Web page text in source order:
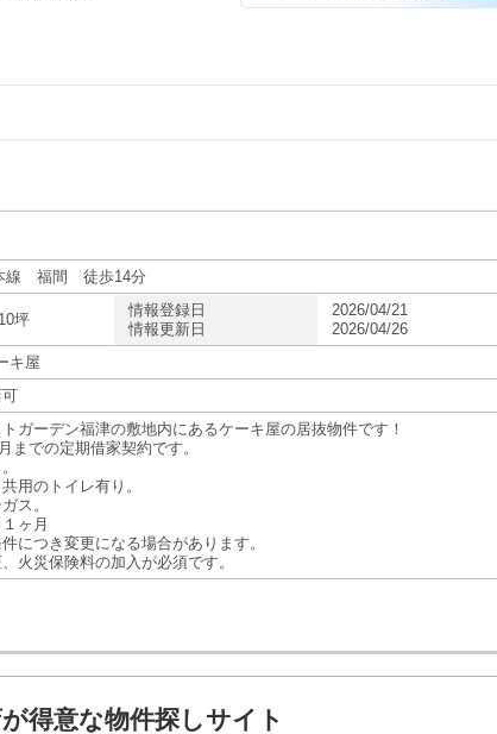
覧線 福間 徒歩14分
坪
情報登録日
情報更新日
2026/04/21
2026/04/26
キ屋
ガーデン福津の敷地内にあるケーキ屋の居抜物件です！
までの定期借家契約です。
用のトイレ有り。
ス。
ヶ月
件につき変更になる場合があります。
、火災保険料の加入が必須です。
得意な物件探しサイト